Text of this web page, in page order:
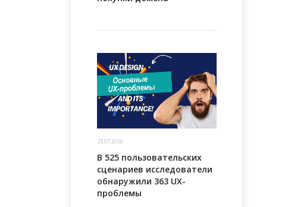
23.07.2026
В 525 пользовательских
сценариев исследователи
обнаружили 363 UX-
проблемы